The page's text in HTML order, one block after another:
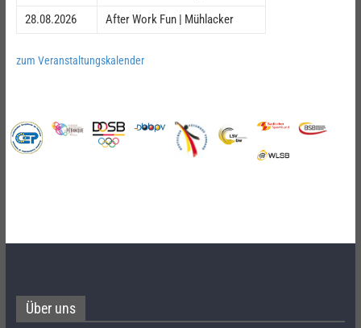
28.08.2026
After Work Fun | Mühlacker
zum Veranstaltungskalender
Über uns